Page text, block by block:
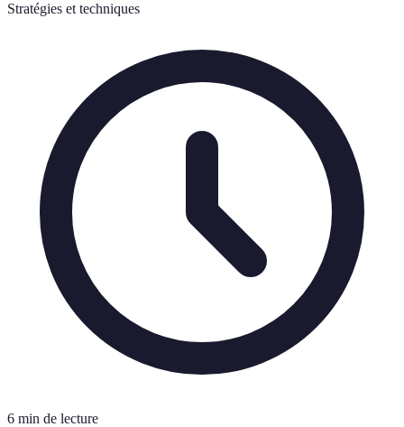
Stratégies et techniques
6 min de lecture